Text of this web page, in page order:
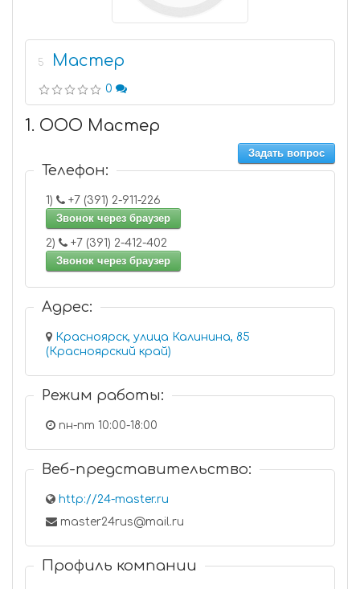
5 Мастер
0
1. ООО Мастер
Задать вопрос
Телефон:
1)
+7 (391) 2-911-226
Звонок через браузер
2)
+7 (391) 2-412-402
Звонок через браузер
Адрес:
Красноярск, улица Калинина, 85
(Красноярский край)
Режим работы:
пн-пт 10:00-18:00
Веб-представительство:
http://24-master.ru
master24rus@mail.ru
Профиль компании